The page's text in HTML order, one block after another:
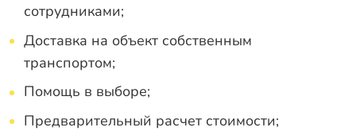
сотрудниками;
Доставка на объект собственным
транспортом;
Помощь в выборе;
Предварительный расчет стоимости;